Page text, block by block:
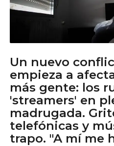
Un nuevo
empieza a
más gente: los
'streamers' en
madrugada.
telefónicas y
trapo. "A mí me